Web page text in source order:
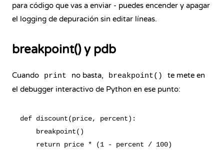
para código que vas a enviar - puedes encender y apagar
el logging de depuración sin editar líneas.
breakpoint() y pdb
Cuando print no basta, breakpoint()
te mete en
el debugger interactivo de Python en ese punto:
def discount(price, percent):
    breakpoint()
    return price * (1 - percent / 100)